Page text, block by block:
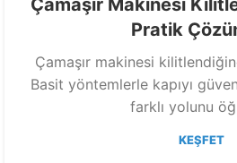
Çamaşır Makinesi
Pratik
Çamaşır makinesi
Basit yöntemlerle kapıyı
farklı yolunu
KEŞFET